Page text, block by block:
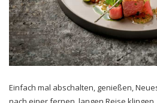
Einfach mal abschalten, genießen,